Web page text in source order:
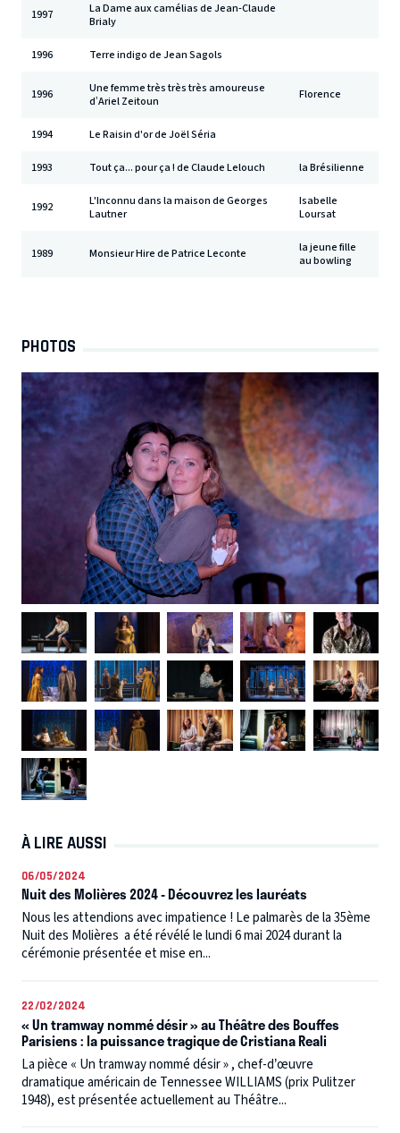
1997
La Dame aux camélias de Jean-Claude
Brialy
1996 Terre indigo de Jean Sagols
1996
Une femme très très très amoureuse
d’Ariel Zeitoun
Florence
1994 Le Raisin d'or de Joël Séria
1993 Tout ça... pour ça ! de Claude Lelouch la Brésilienne
1992
L'Inconnu dans la maison de Georges
Lautner
Isabelle
Loursat
1989 Monsieur Hire de Patrice Leconte
la jeune fille
au bowling
PHOTOS
À LIRE AUSSI
06/05/2024
Nuit des Molières 2024 - Découvrez les lauréats
Nous les attendions avec impatience ! Le palmarès de la 35ème
Nuit des Molières a été révélé le lundi 6 mai 2024 durant la
cérémonie présentée et mise en...
22/02/2024
« Un tramway nommé désir » au Théâtre des Bouffes
Parisiens : la puissance tragique de Cristiana Reali
La pièce « Un tramway nommé désir » , chef-d’œuvre
dramatique américain de Tennessee WILLIAMS (prix Pulitzer
1948), est présentée actuellement au Théâtre...